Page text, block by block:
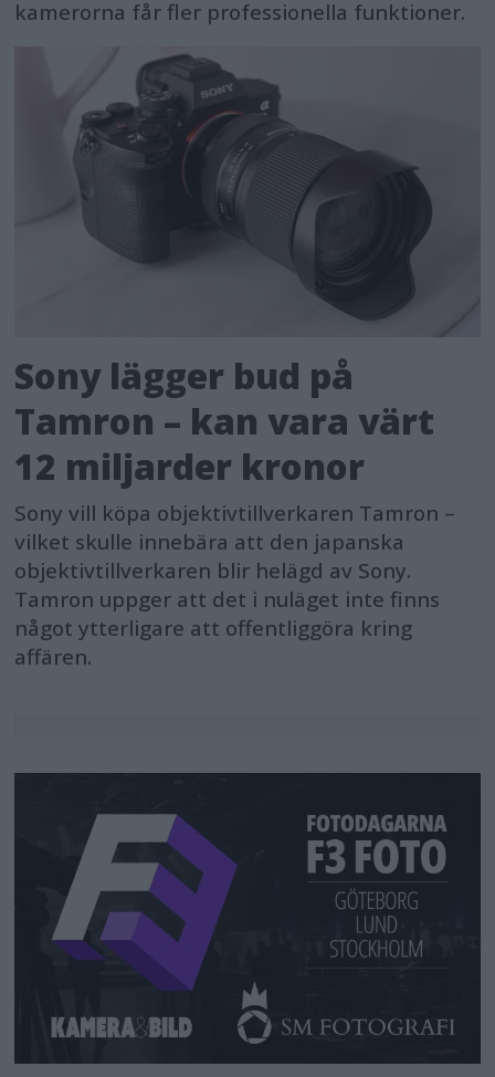
kamerorna får fler professionella funktioner.
Sony lägger bud på
Tamron – kan vara värt
12 miljarder kronor
Sony vill köpa objektivtillverkaren Tamron –
vilket skulle innebära att den japanska
objektivtillverkaren blir helägd av Sony.
Tamron uppger att det i nuläget inte finns
något ytterligare att offentliggöra kring
affären.